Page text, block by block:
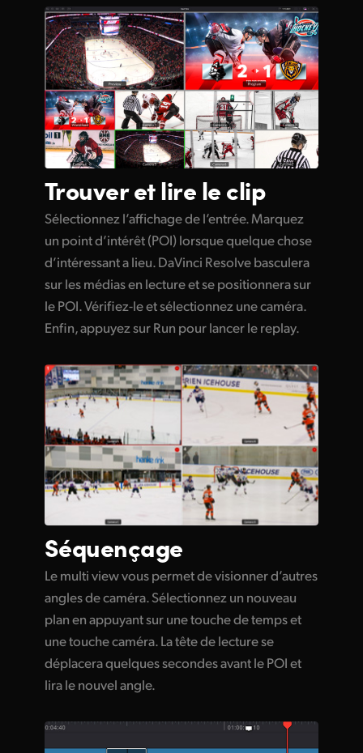
Trouver etlire le clip
Sélectionnez l’affichage de l’entrée. Marquez
un point d’intérêt (POI) lorsque quelque chose
d’intéressant a lieu. DaVinci Resolve basculera
sur les médias en lecture et se positionnera sur
le POI. Vérifiez-le et sélectionnez une caméra.
Enfin, appuyez sur Run pour lancer le replay.
Séquençage
Le multi view vous permet de visionner d’autres
angles de caméra. Sélectionnez un nouveau
plan en appuyant sur une touche de temps et
une touche caméra. La tête de lecture se
déplacera quelques secondes avant le POI et
lira le nouvel angle.